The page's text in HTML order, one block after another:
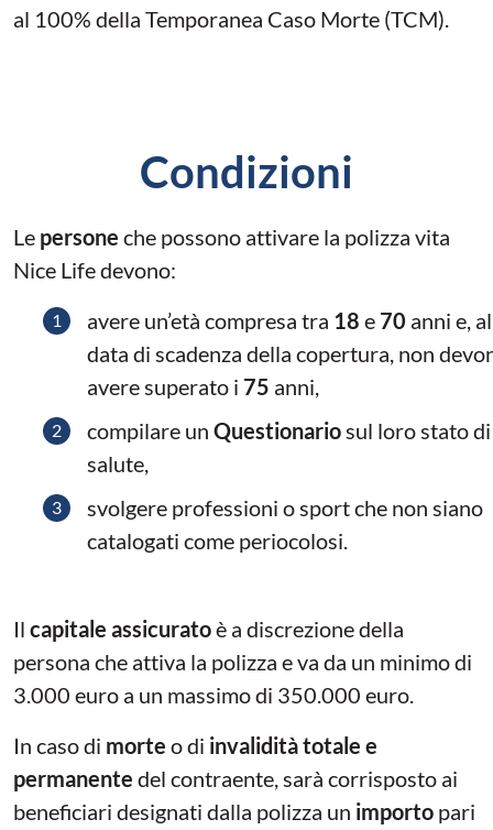
al 100% della Temporanea Caso Morte (TCM).
Condizioni
Le persone che possono attivare la polizza vita
Nice Life devono:
avere un’età compresa tra 18 e 70 anni e,
data di scadenza della copertura, non
avere superato i 75 anni,
compilare un Questionariosul loro stato di
salute,
svolgere professioni o sport che non siano
catalogati come periocolosi.
Il capitale assicuratoè a discrezione della
persona che attiva la polizza e va da un minimo di
3.000 euro a un massimo di 350.000 euro.
In caso di morte o di invalidità totale e
permanente del contraente, sarà corrisposto ai
beneficiari designati dalla polizza un importo pari